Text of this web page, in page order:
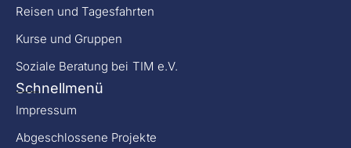
Reisen und Tagesfahrten
Kurse und Gruppen
Soziale Beratung bei TIM e.V.
Schnellmenü
Impressum
Abgeschlossene Projekte